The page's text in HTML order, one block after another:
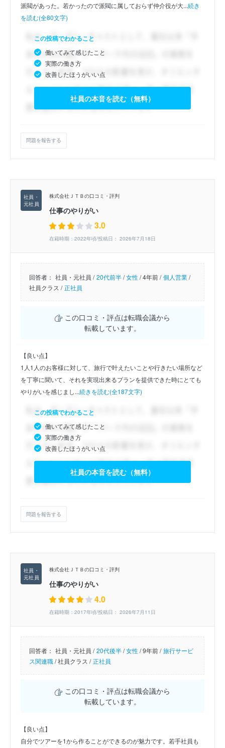
派閥があった。若かったので派閥に属しておらず仲介役が大...続き
を読む(全80文字)
この投稿でわかること
働いてみて感じたこと
実際の働き方
改善したほうがいい点
社員の本音を読む（無料）
問題を報告する
株式会社ＪＴＢの口コミ・評判
仕事のやりがい
3.0
在籍時期：2022年頃/投稿日： 2026年7月18日
回答者： 社員・元社員 / 20代前半/女性/4年前 / 個人営業/
社員クラス / 正社員
この口コミ・評点は転職会議から
転載しています。
【良い点】
1人1人のお客様に対して、旅行で叶えたいことや行きたい場所など
を丁寧に聞いて、それを実現出来るプランを提供できた時にとても
やりがいを感じまし...続きを読む(全187文字)
この投稿でわかること
働いてみて感じたこと
実際の働き方
改善したほうがいい点
社員の本音を読む（無料）
問題を報告する
株式会社ＪＴＢの口コミ・評判
仕事のやりがい
4.0
在籍時期：2017年頃/投稿日： 2026年7月11日
回答者： 社員・元社員 / 20代後半/女性/9年前 / 旅行サービ
ス関連職/社員クラス / 正社員
この口コミ・評点は転職会議から
転載しています。
【良い点】
自分でツアーを1から作ることができるのが魅力です。若手社員も